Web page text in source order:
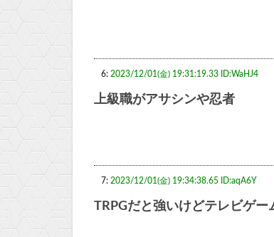
6: 2023/12/01(金) 19:31:19.33 ID:WaHJ4
上級職がアサシンや忍者
7: 2023/12/01(金) 19:34:38.65 ID:aqA6Y
TRPGだと強いけどテレビゲ